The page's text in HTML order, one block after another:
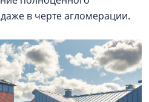
в черте агломерации.